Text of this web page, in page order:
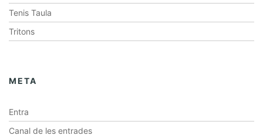
Tenis Taula
Tritons
META
Entra
Canal de les entrades